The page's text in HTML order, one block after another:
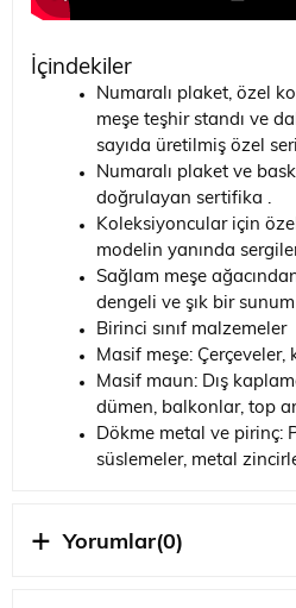
İçindekiler
Numaralı plaket, özel
meşe teşhir standı ve
sayıda üretilmiş özel
Numaralı plaket ve
doğrulayan sertifika .
Koleksiyoncular için
modelin yanında
Sağlam meşe
dengeli ve şık bir
Birinci sınıf malzemeler
Masif meşe: Çerçeveler,
Masif maun: Dış
dümen, balkonlar, top
Dökme metal ve pirinç:
süslemeler, metal
dikilmiş yelkenler
Yorumlar(0)